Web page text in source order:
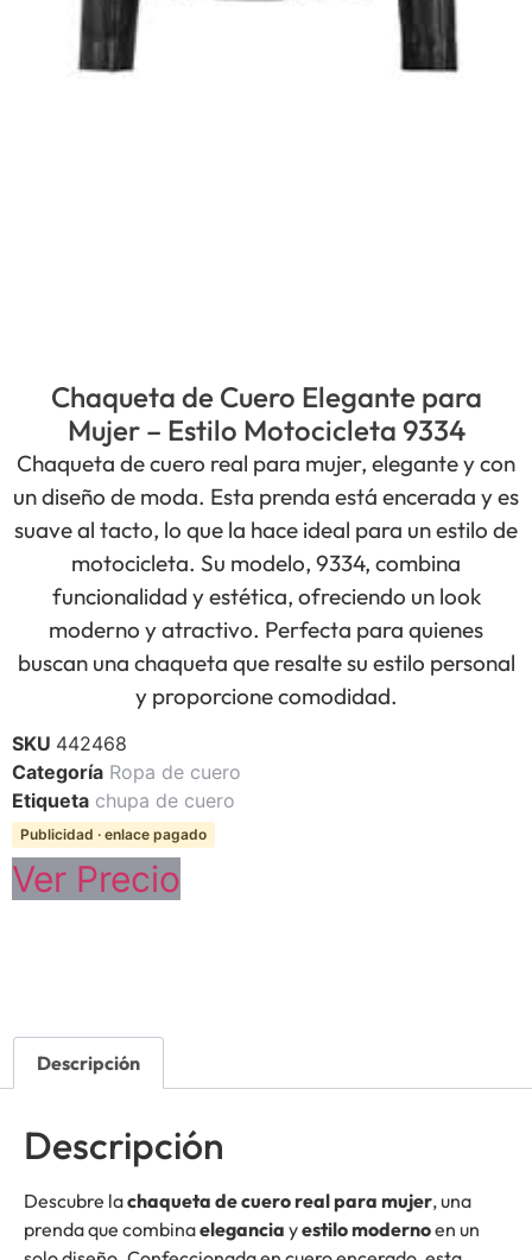
Chaqueta de Cuero Elegante para
Mujer – Estilo Motocicleta 9334
Chaqueta de cuero real para mujer, elegante y con
un diseño de moda. Esta prenda está encerada y es
suave al tacto, lo que la hace ideal para un estilo de
motocicleta. Su modelo, 9334, combina
funcionalidad y estética, ofreciendo un look
moderno y atractivo. Perfecta para quienes
buscan una chaqueta que resalte su estilo personal
y proporcione comodidad.
SKU 442468
Categoría Ropa de cuero
Etiqueta chupa de cuero
Publicidad · enlace pagado
Ver Precio
Descripción
Descripción
Descubre lachaqueta de cuero real para mujer, una
prenda que combinaelegancia yestilo modernoen un